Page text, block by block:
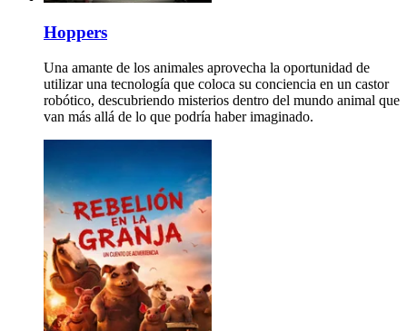
Hoppers
Una amante de los animales aprovecha la oportunidad de
utilizar una tecnología que coloca su conciencia en un castor
robótico, descubriendo misterios dentro del mundo animal que
van más allá de lo que podría haber imaginado.